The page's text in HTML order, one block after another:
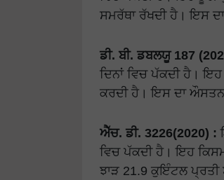
ਸਮਰੱਥਾ ਰੱਖਦੀ ਹੈ। ਇਸ
ਡੀ. ਬੀ. ਡਬਲਯੂ 187
ਦਿਨਾਂ ਵਿਚ ਪੱਕਦੀ ਹੈ। ਇਹ
ਕਰਦੀ ਹੈ। ਇਸ ਦਾ
ਐੱਚ. ਡੀ. 3226(2020) :
ਵਿਚ ਪੱਕਦੀ ਹੈ। ਇਹ
ਝਾੜ 21.9 ਕੁਇੰਟਲ ਪ੍ਰਤੀ